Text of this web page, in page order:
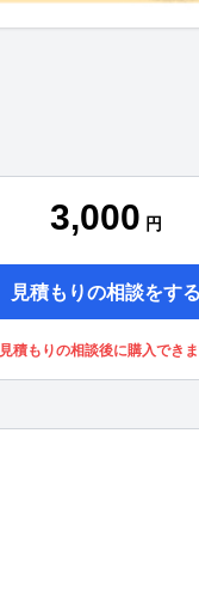
3,000 円
見積もりの相談をする
見積もりの相談後に購入でき